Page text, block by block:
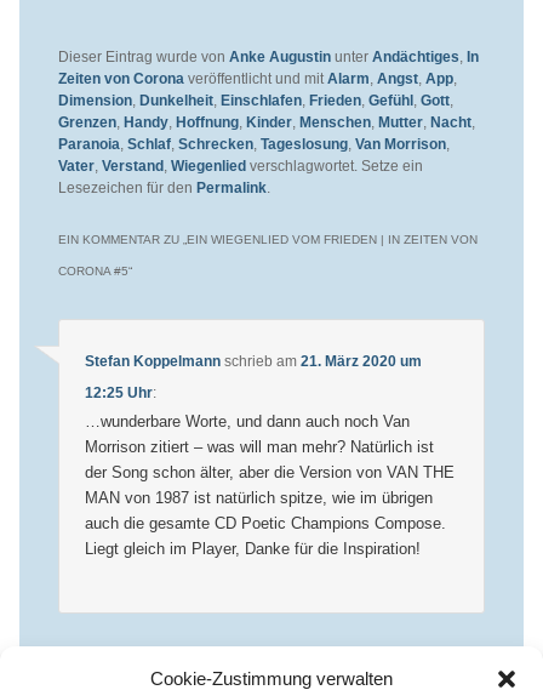
Cookie-Zustimmung verwalten
Dieser Eintrag wurde von Anke Augustinunter Andächtiges In
Zeiten von Corona veröffentlicht und mit Alarm Angst, App,
Dimension, Dunkelheit, Einschlafen, Frieden, Gefühl, Gott,
Grenzen, Handy, Hoffnung, Kinder, Menschen, Mutter, Nacht,
Paranoia Schlaf, Schrecken, Tageslosung, Van Morrison,
Vater, Verstand, Wiegenliedverschlagwortet. Setze ein
Lesezeichen für den Permalink.
EIN KOMMENTAR ZU „ EIN WIEGENLIED VOM FRIEDEN | IN ZEITEN VON
CORONA #5“
Stefan Koppelmann schrieb am 21. März 2020 um
12:25 Uhr:
…wunderbare Worte, und dann auch noch Van
Morrison zitiert – was will man mehr? Natürlich ist
der Song schon älter, aber die Version von VAN THE
MAN von 1987 ist natürlich spitze, wie im übrigen
auch die gesamte CD Poetic Champions Compose.
Liegt gleich im Player, Danke für die Inspiration!
Die Kommentare sind